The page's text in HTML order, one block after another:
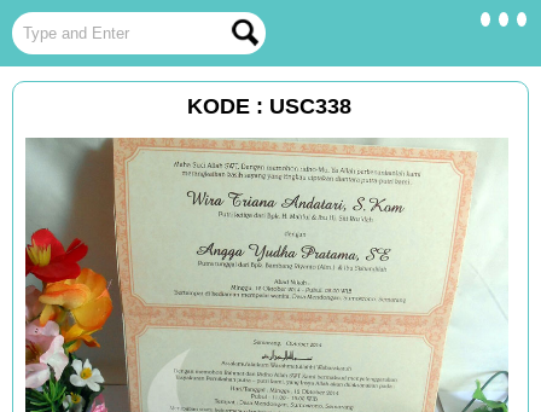
KODE : USC338